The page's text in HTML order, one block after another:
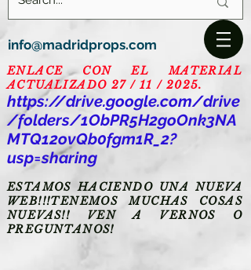
info@madridprops.com
ENLACE CON EL MATERIAL
ACTUALIZADO 27 / 11 / 2025.
https://drive.google.com/drive
/folders/1ObPR5H2goOnk3NA
MTQ12ovQb0fgm1R_2?
usp=sharing
ESTAMOS HACIENDO UNA NUEVA
WEB!!!TENEMOS MUCHAS COSAS
NUEVAS!! VEN A VERNOS O
PREGUNTANOS!